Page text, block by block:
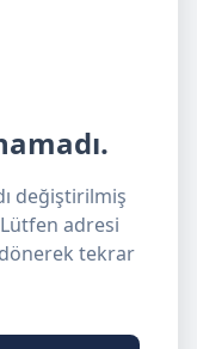
değiştirilmiş
adresi
tekrar